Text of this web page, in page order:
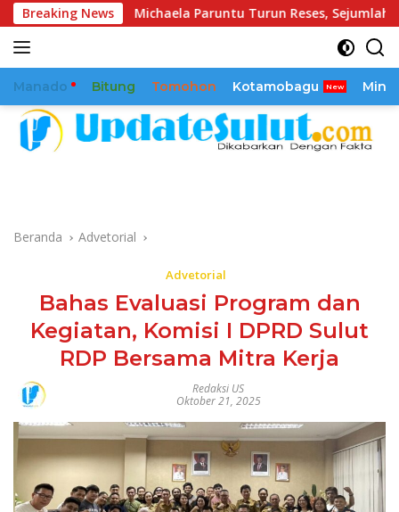
Langsung
ke
konten
Breaking News
Paruntu Turun Reses, Sejumlah Aspirasi Masyarakat Diserap
Manado Bitung Tomohon Kotamobagu
Beranda Advetorial
Advetorial
Bahas Evaluasi Program dan
Kegiatan, Komisi I DPRD Sulut
RDP Bersama Mitra Kerja
Redaksi US
Oktober 21, 2025